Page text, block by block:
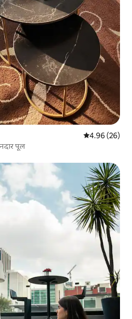
औसत रेटिंग 5 में
4.96 (26)
पूल